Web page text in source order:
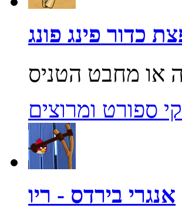
כדור פינג פונג
ספורט ומרוצים
אנגרי בירדס - ריו